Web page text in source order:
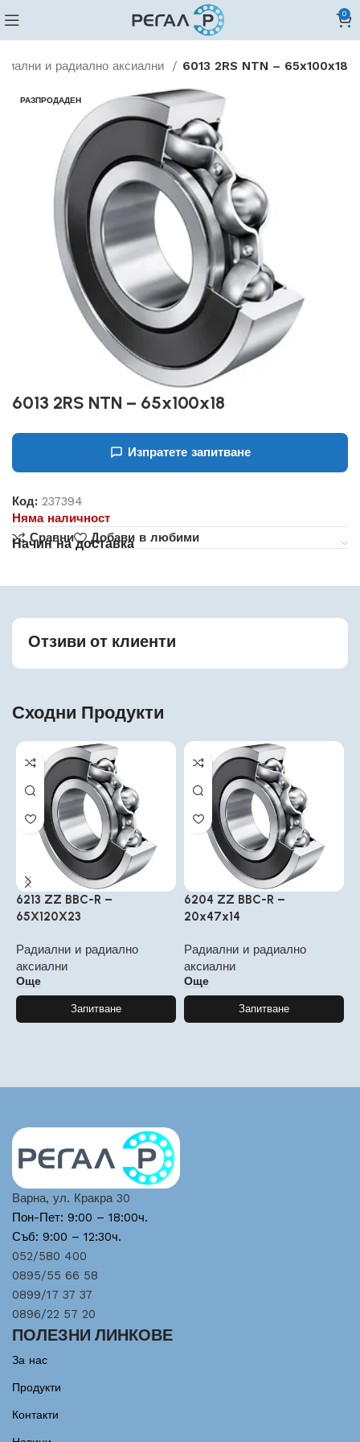
0
и радиално аксиални 6013 2RS NTN – 65x100x18
РАЗПРОДАДЕН
6013 2RS NTN – 65x100x18
Изпратете запитване
Код:237394
Няма наличност
Сравни
Добави в любими
Начин на доставка
Отзиви от клиенти
Сходни Продукти
6213 ZZ BBC-R –
65X120X23
Радиални и радиално
аксиални
Още
Запитване
6204 ZZ BBC-R –
20x47x14
Радиални и радиално
аксиални
Още
Запитване
Варна, ул. Кракра 30
Пон-Пет: 9:00 – 18:00ч.
Съб: 9:00 – 12:30ч.
052/580 400
0895/55 66 58
0899/17 37 37
0896/22 57 20
ПОЛЕЗНИ ЛИНКОВЕ
За нас
Продукти
Контакти